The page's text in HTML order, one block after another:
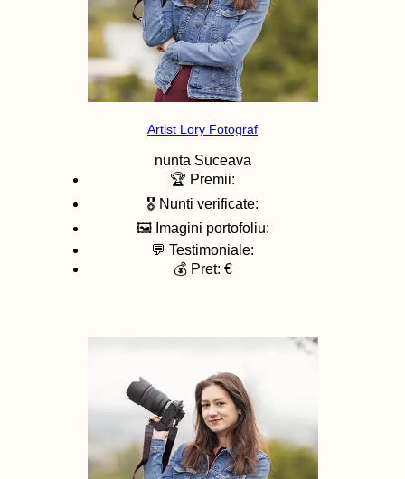
Artist Lory Fotograf
nunta Suceava
🏆 Premii:
🎖️ Nunti verificate:
🖼️ Imagini portofoliu:
💬 Testimoniale:
💰 Pret: €